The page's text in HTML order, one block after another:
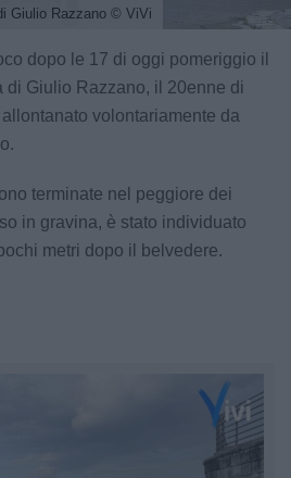
Giulio Razzano © ViVi
dopo le 17 di oggi pomeriggio il
di Giulio Razzano, il 20enne di
volontariamente da
terminate nel peggiore dei
in gravina, è stato individuato
metri dopo il belvedere.